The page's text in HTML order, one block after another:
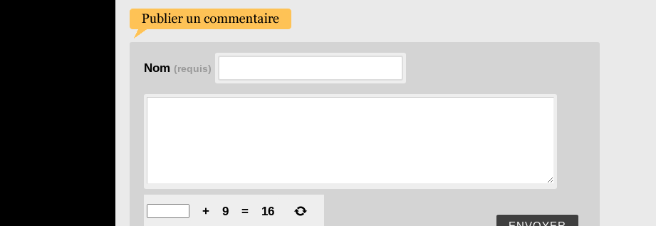
Nom (requis)
+ 9 = 16